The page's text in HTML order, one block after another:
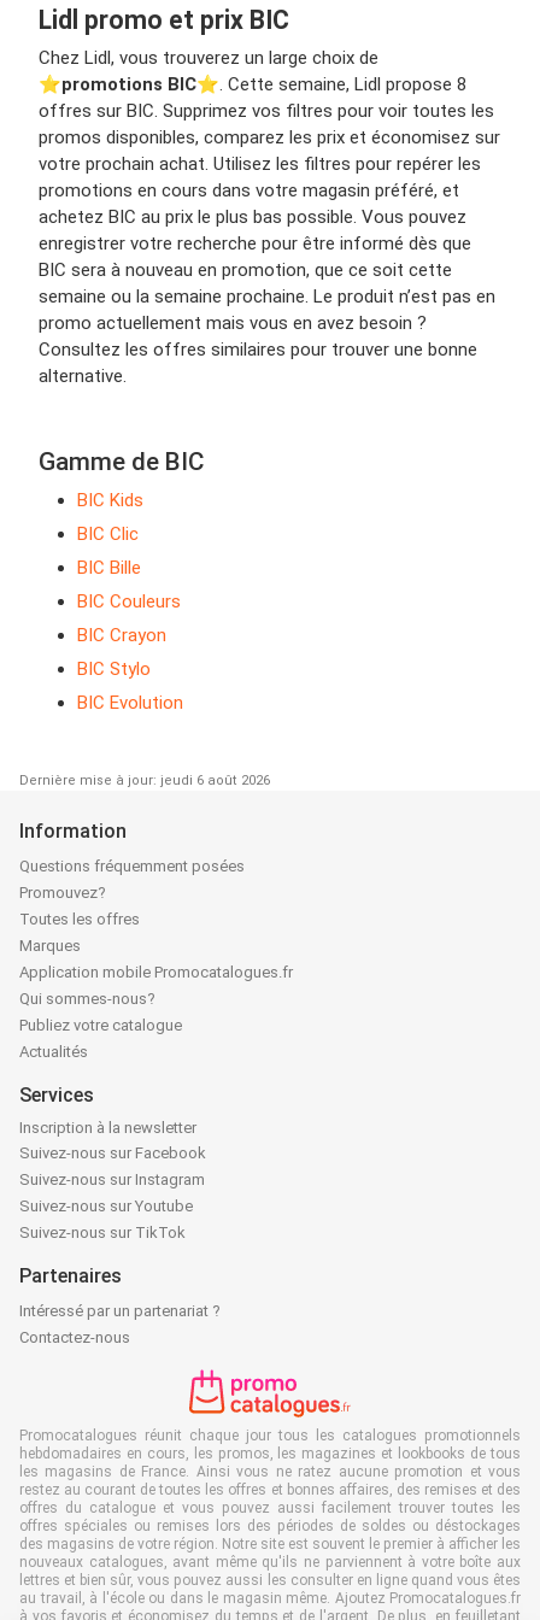
Lidl promo et prix BIC
Chez Lidl, vous trouverez un large choix de
⭐️promotions BIC⭐️. Cette semaine, Lidl propose 8
offres sur BIC. Supprimez vos filtres pour voir toutes les
promos disponibles, comparez les prix et économisez sur
votre prochain achat. Utilisez les filtres pour repérer les
promotions en cours dans votre magasin préféré, et
achetez BIC au prix le plus bas possible. Vous pouvez
enregistrer votre recherche pour être informé dès que
BIC sera à nouveau en promotion, que ce soit cette
semaine ou la semaine prochaine. Le produit n’est pas en
promo actuellement mais vous en avez besoin ?
Consultez les offres similaires pour trouver une bonne
alternative.
Gamme de BIC
BIC Kids
BIC Clic
BIC Bille
BIC Couleurs
BIC Crayon
BIC Stylo
BIC Evolution
Dernière mise à jour: jeudi 6 août 2026
Information
Questions fréquemment posées
Promouvez?
Toutes les offres
Marques
Application mobile Promocatalogues.fr
Qui sommes-nous?
Publiez votre catalogue
Actualités
Services
Inscription à la newsletter
Suivez-nous sur Facebook
Suivez-nous sur Instagram
Suivez-nous sur Youtube
Suivez-nous sur TikTok
Partenaires
Intéressé par un partenariat ?
Contactez-nous
Promocatalogues réunit chaque jour tous les catalogues promotionnels
hebdomadaires en cours, les promos, les magazines et lookbooks de tous
les magasins de France. Ainsi vous ne ratez aucune promotion et vous
restez au courant de toutes les offres et bonnes affaires, des remises et des
offres du catalogue et vous pouvez aussi facilement trouver toutes les
offres spéciales ou remises lors des périodes de soldes ou déstockages
des magasins de votre région. Notre site est souvent le premier à afficher les
nouveaux catalogues, avant même qu'ils ne parviennent à votre boîte aux
lettres et bien sûr, vous pouvez aussi les consulter en ligne quand vous êtes
au travail, à l'école ou dans le magasin même. Ajoutez Promocatalogues.fr
à vos favoris et économisez du temps et de l'argent. De plus, en feuilletant